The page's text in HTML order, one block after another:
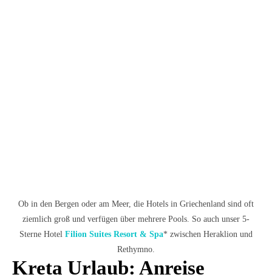
Ob in den Bergen oder am Meer, die Hotels in Griechenland sind oft
ziemlich groß und verfügen über mehrere Pools. So auch unser 5-
Sterne Hotel Filion Suites Resort & Spa* zwischen Heraklion und
Rethymno.
Kreta Urlaub: Anreise